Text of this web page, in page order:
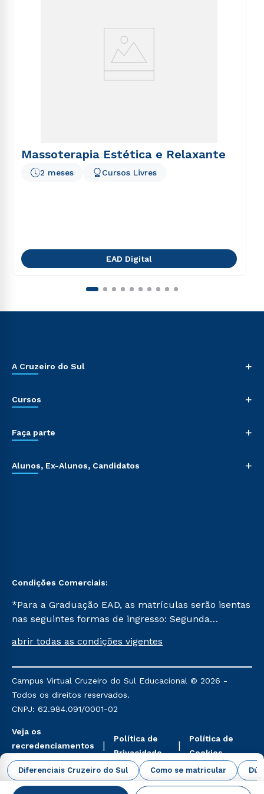
Diferenciais Cruzeiro do Sul Como se matricular
Massoterapia Estética e Relaxante
2 meses Cursos Livres
EAD Digital
A Cruzeiro do Sul +
Cursos +
Faça parte +
Alunos, Ex-Alunos, Candidatos +
Condições Comerciais:
*Para a Graduação EAD, as matrículas serão isentas
nas seguintes formas de ingresso: Segunda
Já para as demais, a taxa de matrícula será de R$
mencionadas são referentes aos cursos: Ensino
Religioso, Geografia para a Docência e Metodologia
do Ensino de História: Questões Atuais.
abrir todas as condições vigentes
Campus Virtual Cruzeiro do Sul Educacional © 2026 -
Todos os direitos reservados.
CNPJ: 62.984.091/0001-02
Veja os
recredenciamentos
aqui
Política de
Privacidade
Política de
Cookies